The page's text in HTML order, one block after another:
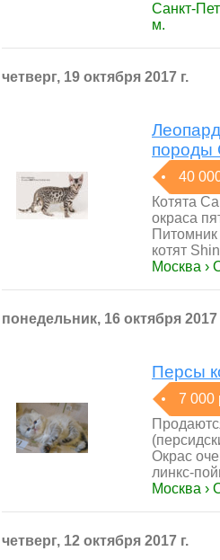
Санкт-
м.
четверг, 19 октября 2017 г.
породы
40
Котята
окраса
котят
Москва ›
понедельник, 16 октября 2017
Персы
7 000
Окрас
линкс-
Москва ›
четверг, 12 октября 2017 г.